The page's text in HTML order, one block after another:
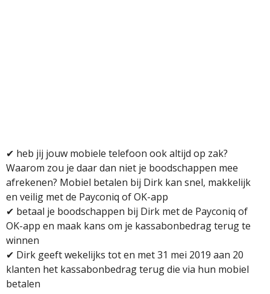
✔ heb jij jouw mobiele telefoon ook altijd op zak?
Waarom zou je daar dan niet je boodschappen mee
afrekenen? Mobiel betalen bij Dirk kan snel, makkelijk
en veilig met de Payconiq of OK-app
✔ betaal je boodschappen bij Dirk met de Payconiq of
OK-app en maak kans om je kassabonbedrag terug te
winnen
✔ Dirk geeft wekelijks tot en met 31 mei 2019 aan 20
klanten het kassabonbedrag terug die via hun mobiel
betalen